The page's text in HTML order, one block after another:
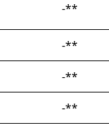
-**
-**
-**
-**